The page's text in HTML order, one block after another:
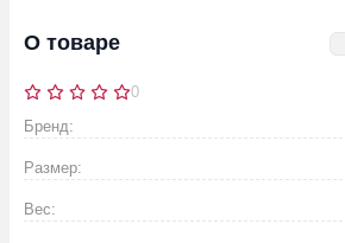
О товаре
0
Бренд:
Размер:
Вес: